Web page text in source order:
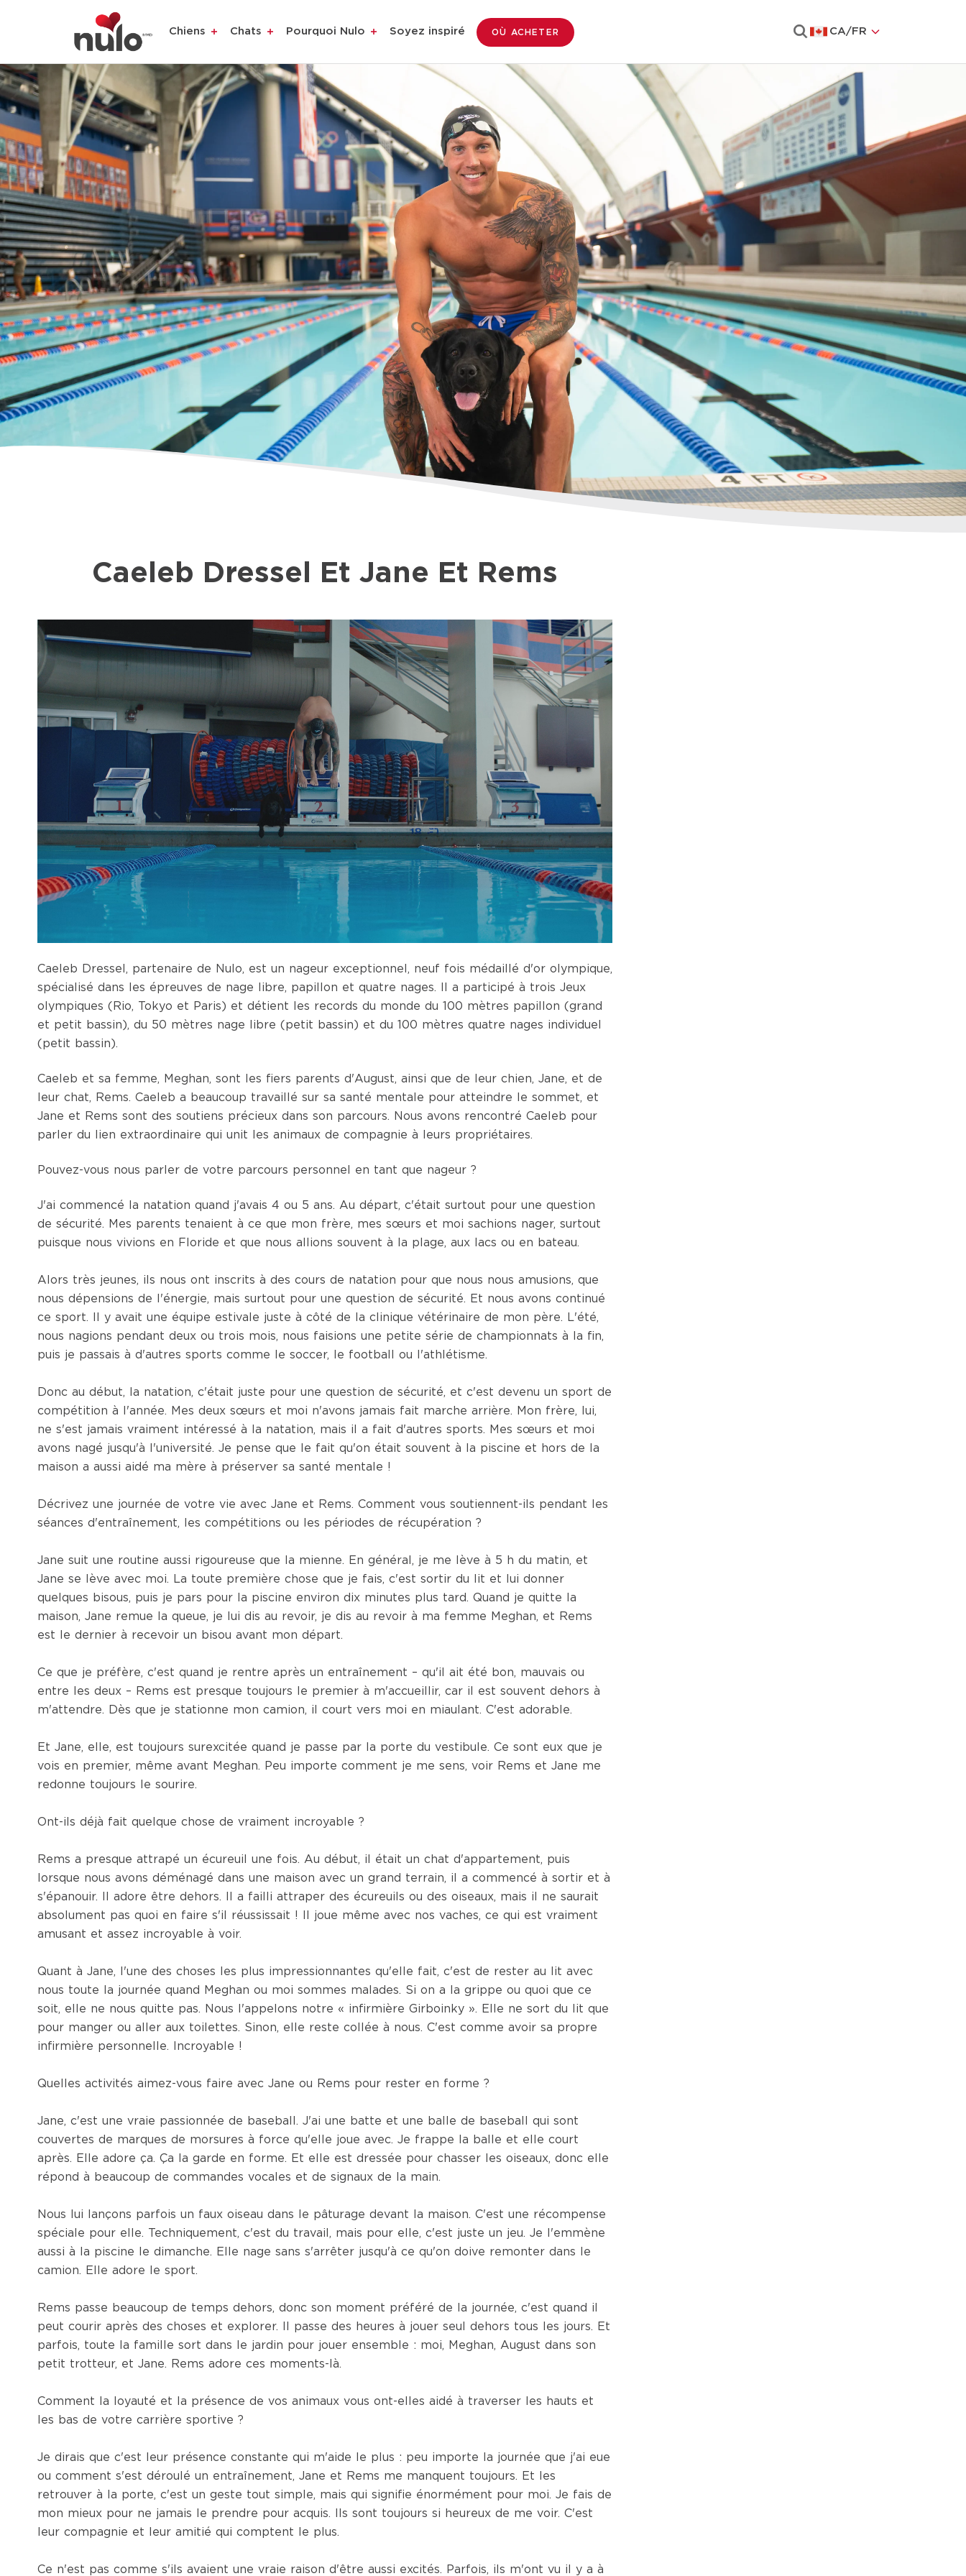
Chiens Chats Pourquoi Nulo Soyez inspiré OÙ ACHETER Rechercher
CA/ FR
Caeleb Dressel Et Jane Et Rems
Caeleb Dressel, partenaire de Nulo, est un nageur exceptionnel, neuf fois médaillé d'or olympique,
spécialisé dans les épreuves de nage libre, papillon et quatre nages. Il a participé à trois Jeux
olympiques (Rio, Tokyo et Paris) et détient les records du monde du 100 mètres papillon (grand
et petit bassin), du 50 mètres nage libre (petit bassin) et du 100 mètres quatre nages individuel
(petit bassin).
Caeleb et sa femme, Meghan, sont les fiers parents d'August, ainsi que de leur chien, Jane, et de
leur chat, Rems. Caeleb a beaucoup travaillé sur sa santé mentale pour atteindre le sommet, et
Jane et Rems sont des soutiens précieux dans son parcours. Nous avons rencontré Caeleb pour
parler du lien extraordinaire qui unit les animaux de compagnie à leurs propriétaires.
Pouvez-vous nous parler de votre parcours personnel en tant que nageur ?
J'ai commencé la natation quand j'avais 4 ou 5 ans. Au départ, c'était surtout pour une question
de sécurité. Mes parents tenaient à ce que mon frère, mes sœurs et moi sachions nager, surtout
puisque nous vivions en Floride et que nous allions souvent à la plage, aux lacs ou en bateau.
Alors très jeunes, ils nous ont inscrits à des cours de natation pour que nous nous amusions, que
nous dépensions de l'énergie, mais surtout pour une question de sécurité. Et nous avons continué
ce sport. Il y avait une équipe estivale juste à côté de la clinique vétérinaire de mon père. L'été,
nous nagions pendant deux ou trois mois, nous faisions une petite série de championnats à la fin,
puis je passais à d'autres sports comme le soccer, le football ou l'athlétisme.
Donc au début, la natation, c'était juste pour une question de sécurité, et c'est devenu un sport de
compétition à l'année. Mes deux sœurs et moi n'avons jamais fait marche arrière. Mon frère, lui,
ne s'est jamais vraiment intéressé à la natation, mais il a fait d'autres sports. Mes sœurs et moi
avons nagé jusqu'à l'université. Je pense que le fait qu'on était souvent à la piscine et hors de la
maison a aussi aidé ma mère à préserver sa santé mentale !
Décrivez une journée de votre vie avec Jane et Rems. Comment vous soutiennent-ils pendant les
séances d'entraînement, les compétitions ou les périodes de récupération ?
Jane suit une routine aussi rigoureuse que la mienne. En général, je me lève à 5 h du matin, et
Jane se lève avec moi. La toute première chose que je fais, c'est sortir du lit et lui donner
quelques bisous, puis je pars pour la piscine environ dix minutes plus tard. Quand je quitte la
maison, Jane remue la queue, je lui dis au revoir, je dis au revoir à ma femme Meghan, et Rems
est le dernier à recevoir un bisou avant mon départ.
Ce que je préfère, c'est quand je rentre après un entraînement – qu'il ait été bon, mauvais ou
entre les deux – Rems est presque toujours le premier à m'accueillir, car il est souvent dehors à
m'attendre. Dès que je stationne mon camion, il court vers moi en miaulant. C'est adorable.
Et Jane, elle, est toujours surexcitée quand je passe par la porte du vestibule. Ce sont eux que je
vois en premier, même avant Meghan. Peu importe comment je me sens, voir Rems et Jane me
redonne toujours le sourire.
Ont-ils déjà fait quelque chose de vraiment incroyable ?
Rems a presque attrapé un écureuil une fois. Au début, il était un chat d'appartement, puis
lorsque nous avons déménagé dans une maison avec un grand terrain, il a commencé à sortir et à
s'épanouir. Il adore être dehors. Il a failli attraper des écureuils ou des oiseaux, mais il ne saurait
absolument pas quoi en faire s'il réussissait ! Il joue même avec nos vaches, ce qui est vraiment
amusant et assez incroyable à voir.
Quant à Jane, l'une des choses les plus impressionnantes qu'elle fait, c'est de rester au lit avec
nous toute la journée quand Meghan ou moi sommes malades. Si on a la grippe ou quoi que ce
soit, elle ne nous quitte pas. Nous l'appelons notre « infirmière Girboinky ». Elle ne sort du lit que
pour manger ou aller aux toilettes. Sinon, elle reste collée à nous. C'est comme avoir sa propre
infirmière personnelle. Incroyable !
Quelles activités aimez-vous faire avec Jane ou Rems pour rester en forme ?
Jane, c'est une vraie passionnée de baseball. J'ai une batte et une balle de baseball qui sont
couvertes de marques de morsures à force qu'elle joue avec. Je frappe la balle et elle court
après. Elle adore ça. Ça la garde en forme. Et elle est dressée pour chasser les oiseaux, donc elle
répond à beaucoup de commandes vocales et de signaux de la main.
Nous lui lançons parfois un faux oiseau dans le pâturage devant la maison. C'est une récompense
spéciale pour elle. Techniquement, c'est du travail, mais pour elle, c'est juste un jeu. Je l'emmène
aussi à la piscine le dimanche. Elle nage sans s'arrêter jusqu'à ce qu'on doive remonter dans le
camion. Elle adore le sport.
Rems passe beaucoup de temps dehors, donc son moment préféré de la journée, c'est quand il
peut courir après des choses et explorer. Il passe des heures à jouer seul dehors tous les jours. Et
parfois, toute la famille sort dans le jardin pour jouer ensemble : moi, Meghan, August dans son
petit trotteur, et Jane. Rems adore ces moments-là.
Comment la loyauté et la présence de vos animaux vous ont-elles aidé à traverser les hauts et
les bas de votre carrière sportive ?
Je dirais que c'est leur présence constante qui m'aide le plus : peu importe la journée que j'ai eue
ou comment s'est déroulé un entraînement, Jane et Rems me manquent toujours. Et les
retrouver à la porte, c'est un geste tout simple, mais qui signifie énormément pour moi. Je fais de
mon mieux pour ne jamais le prendre pour acquis. Ils sont toujours si heureux de me voir. C'est
leur compagnie et leur amitié qui comptent le plus.
Ce n'est pas comme s'ils avaient une vraie raison d'être aussi excités. Parfois, ils m'ont vu il y a à